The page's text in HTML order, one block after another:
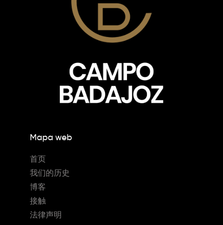
Mapa web
首页
我们的历史
博客
接触
法律声明